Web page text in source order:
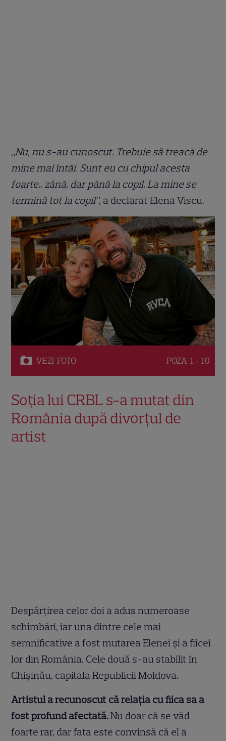
„Nu, nu s-au cunoscut. Trebuie să treacă de
mine mai întâi. Sunt eu cu chipul acesta
foarte.. zână, dar până la copil. La mine se
termină tot la copil”, a declarat Elena Viscu.
VEZI FOTO POZA 1 / 10
Soția lui CRBL s-a mutat din
România după divorțul de
artist
Despărțirea celor doi a adus numeroase
schimbări, iar una dintre cele mai
semnificative a fost mutarea Elenei și a fiicei
lor din România. Cele două s-au stabilit în
Chișinău, capitala Republicii Moldova.
Artistul a recunoscut că relația cu fiica sa a
fost profund afectată.Nu doar că se văd
foarte rar, dar fata este convinsă că el a